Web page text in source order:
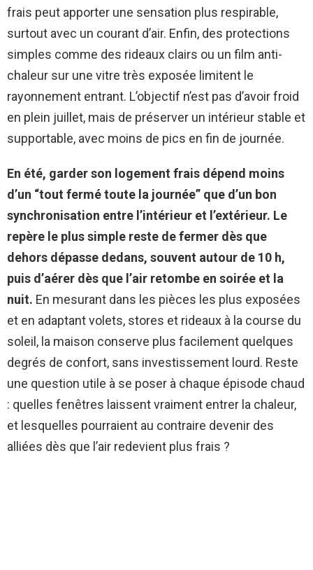
frais peut apporter une sensation plus respirable,
surtout avec un courant d’air. Enfin, des protections
simples comme des rideaux clairs ou un film anti-
chaleur sur une vitre très exposée limitent le
rayonnement entrant. L’objectif n’est pas d’avoir froid
en plein juillet, mais de préserver un intérieur stable et
supportable, avec moins de pics en fin de journée.
En été, garder son logement frais dépend moins
d’un “tout fermé toute la journée” que d’un bon
synchronisation entre l’intérieur et l’extérieur. Le
repère le plus simple reste de fermer dès que
dehors dépasse dedans, souvent autour de 10 h,
puis d’aérer dès que l’air retombe en soirée et la
nuit. En mesurant dans les pièces les plus exposées
et en adaptant volets, stores et rideaux à la course du
soleil, la maison conserve plus facilement quelques
degrés de confort, sans investissement lourd. Reste
une question utile à se poser à chaque épisode chaud
: quelles fenêtres laissent vraiment entrer la chaleur,
et lesquelles pourraient au contraire devenir des
alliées dès que l’air redevient plus frais ?